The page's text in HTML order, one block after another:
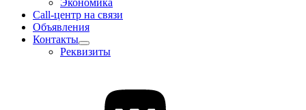
Экономика
Call-центр на связи
Объявления
Контакты
Реквизиты